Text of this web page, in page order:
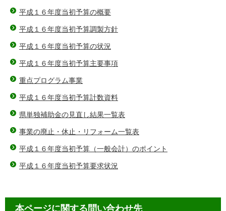
平成１６年度当初予算の概要
平成１６年度当初予算調製方針
平成１６年度当初予算の状況
平成１６年度当初予算主要事項
重点プログラム事業
平成１６年度当初予算計数資料
県単独補助金の見直し結果一覧表
事業の廃止・休止・リフォーム一覧表
平成１６年度当初予算（一般会計）のポイント
平成１６年度当初予算要求状況
本ページに関する問い合わせ先